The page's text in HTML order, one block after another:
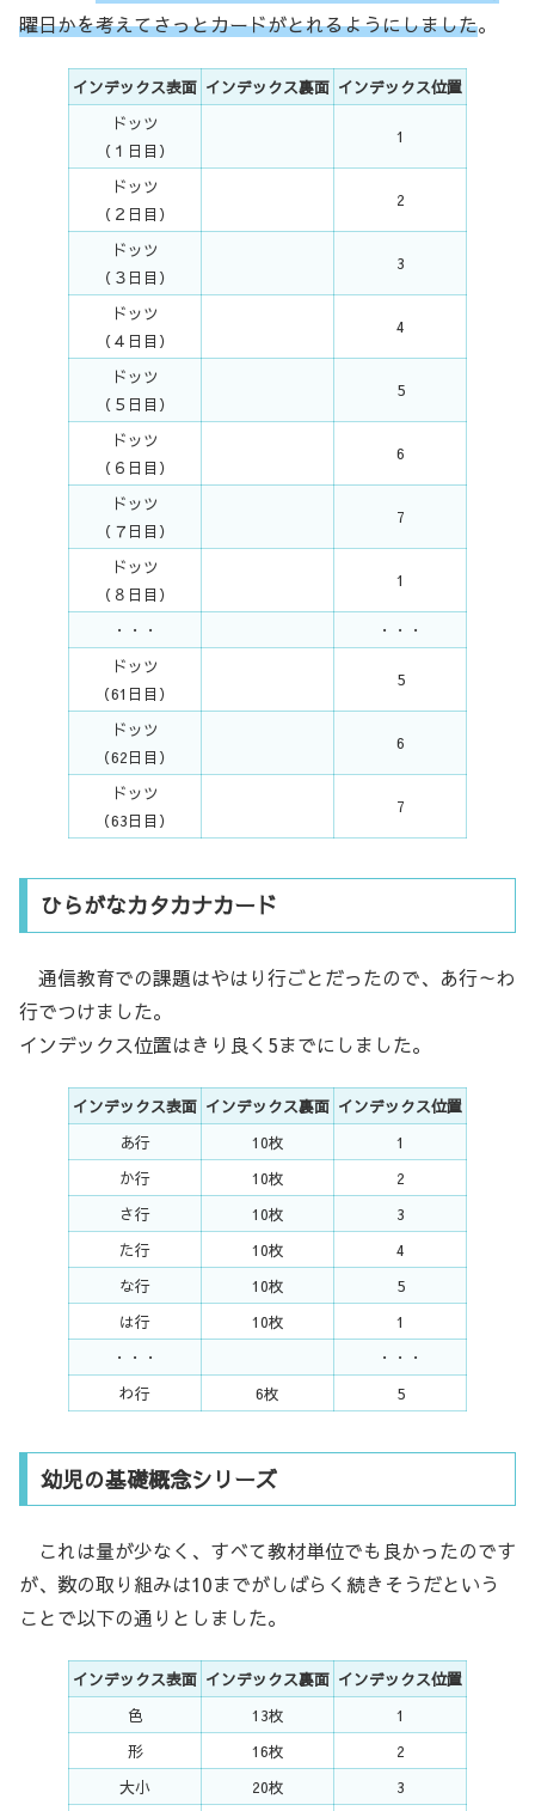
曜日かを考えてさっとカードがとれるようにしました。
インデックス表面 インデックス裏面 インデックス位置
ドッツ
（１日目）
1
ドッツ
（２日目）
2
ドッツ
（３日目）
3
ドッツ
（４日目）
4
ドッツ
（５日目）
5
ドッツ
（６日目）
6
ドッツ
（７日目）
7
ドッツ
（８日目）
1
・・・
・・・
ドッツ
（61日目）
5
ドッツ
（62日目）
6
ドッツ
（63日目）
7
ひらがなカタカナカード
通信教育での課題はやはり行ごとだったので、あ行～わ
行でつけました。
インデックス位置はきり良く5までにしました。
インデックス表面 インデックス裏面 インデックス位置
あ行
10枚
1
か行
10枚
2
さ行
10枚
3
た行
10枚
4
な行
10枚
5
は行
10枚
1
・・・
・・・
わ行
6枚 5
幼児の基礎概念シリーズ
これは量が少なく、すべて教材単位でも良かったのです
が、数の取り組みは10までがしばらく続きそうだという
ことで以下の通りとしました。
インデックス表面 インデックス裏面 インデックス位置
色
13枚
1
形
16枚
2
大小
20枚
3